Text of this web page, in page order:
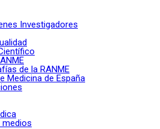
Investigadores
de la RANME
Medicina de España
medios